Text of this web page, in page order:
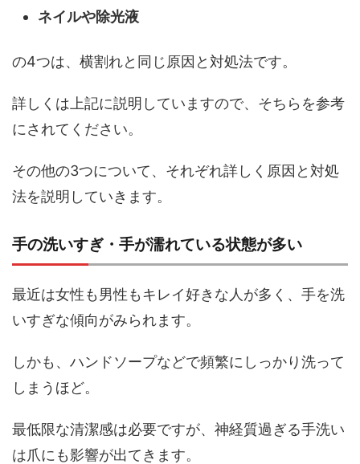
ネイルや除光液
の4つは、横割れと同じ原因と対処法です。
詳しくは上記に説明していますので、そちらを参考
にされてください。
その他の3つについて、それぞれ詳しく原因と対処
法を説明していきます。
手の洗いすぎ・手が濡れている状態が多い
最近は女性も男性もキレイ好きな人が多く、手を洗
いすぎな傾向がみられます。
しかも、ハンドソープなどで頻繁にしっかり洗って
しまうほど。
最低限な清潔感は必要ですが、神経質過ぎる手洗い
は爪にも影響が出てきます。